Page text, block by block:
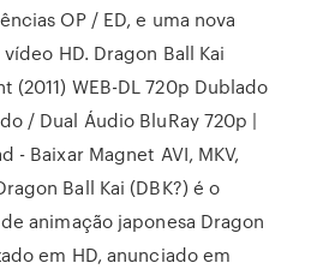
OP / ED, e uma nova
HD. Dragon Ball Kai
(2011) WEB-DL 720p Dublado
/ Dual Áudio BluRay 720p |
- Baixar Magnet AVI, MKV,
Ball Kai (DBK?) é o
animação japonesa Dragon
em HD, anunciado em